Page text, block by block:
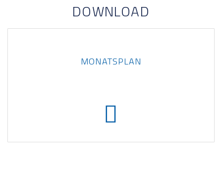
DOWNLOAD
MONATSPLAN

